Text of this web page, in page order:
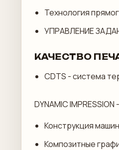
Технология
УПРАВЛЕНИЕ
КАЧЕСТВО
CDTS - система
DYNAMIC
Конструкция
Композитные